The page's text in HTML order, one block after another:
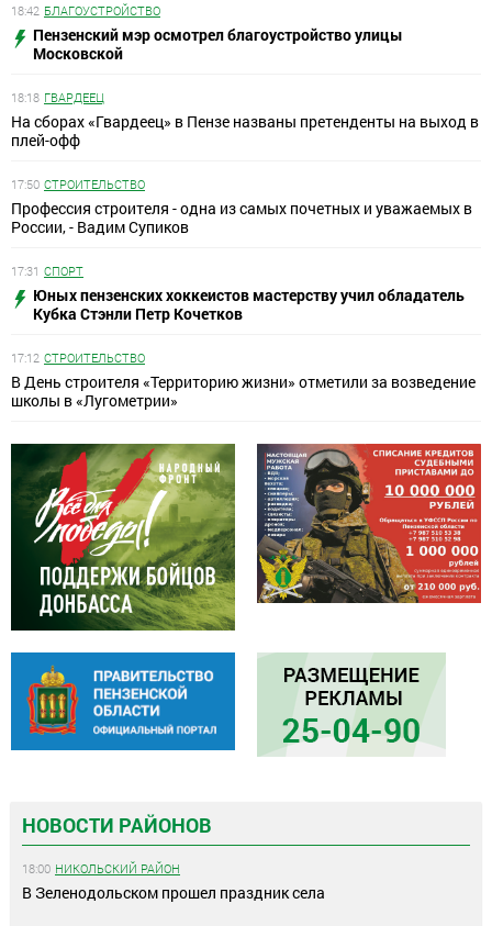
18:42 БЛАГОУСТРОЙСТВО
Пензенский мэр осмотрел благоустройство улицы
Московской
18:18 ГВАРДЕЕЦ
На сборах «Гвардеец» в Пензе названы претенденты на выход в
плей-офф
17:50 СТРОИТЕЛЬСТВО
Профессия строителя - одна из самых почетных и уважаемых в
России, - Вадим Супиков
17:31 СПОРТ
Юных пензенских хоккеистов мастерству учил обладатель
Кубка Стэнли Петр Кочетков
17:12 СТРОИТЕЛЬСТВО
В День строителя «Территорию жизни» отметили за возведение
школы в «Лугометрии»
НОВОСТИ РАЙОНОВ
18:00 НИКОЛЬСКИЙ РАЙОН
В Зеленодольском прошел праздник села